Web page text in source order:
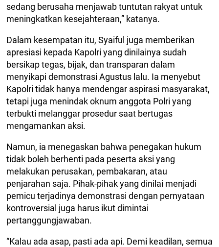
sedang berusaha menjawab tuntutan rakyat untuk
meningkatkan kesejahteraan,” katanya.
Dalam kesempatan itu, Syaiful juga memberikan
apresiasi kepada Kapolri yang dinilainya sudah
bersikap tegas, bijak, dan transparan dalam
menyikapi demonstrasi Agustus lalu. Ia menyebut
Kapolri tidak hanya mendengar aspirasi masyarakat,
tetapi juga menindak oknum anggota Polri yang
terbukti melanggar prosedur saat bertugas
mengamankan aksi.
Namun, ia menegaskan bahwa penegakan hukum
tidak boleh berhenti pada peserta aksi yang
melakukan perusakan, pembakaran, atau
penjarahan saja. Pihak-pihak yang dinilai menjadi
pemicu terjadinya demonstrasi dengan pernyataan
kontroversial juga harus ikut dimintai
pertanggungjawaban.
“Kalau ada asap, pasti ada api. Demi keadilan, semua